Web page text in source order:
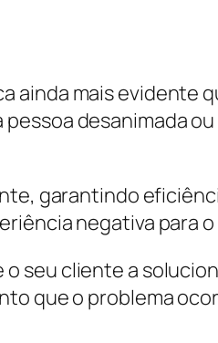
ainda mais evidente
desanimada
garantindo
negativa para
seu cliente a
que o problema